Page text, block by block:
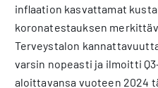
inflaation kasvattamat
koronatestauksen
Terveystalon
varsin nopeasti ja ilmoitti
aloittavansa vuoteen 2024